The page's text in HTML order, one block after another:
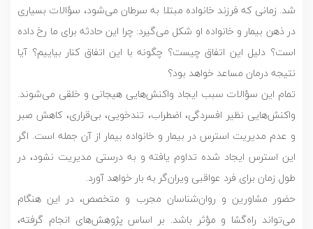
شد. زمانی که فرزند خانواده مبتلا به سرطان می‌شود، سؤالات بسیاری
در ذهن بیمار و خانواده او شکل می‌گیرد: چرا این حادثه برای ما رخ داده
است؟ دلیل این اتفاق چیست؟ چگونه با این اتفاق کنار بیاییم؟ آیا
نتیجه درمان مساعد خواهد بود؟
تمام این سؤالات سبب ایجاد واکنش‌هایی هیجانی و خلقی می‌شوند.
واکنش‌هایی نظیر افسردگی، اضطراب، تندخویی، بی‌قراری، کاهش صبر
و عدم مدیریت استرس در بیمار و خانواده بیمار از آن جمله است. اگر
این استرس ایجاد شده تداوم یافته و به درستی مدیریت نشود، در
طول زمان برای فرد عواقبی ویران‌گر به بار خواهد آورد.
حضور مشاورین و روان‌شناسان مجرب و متخصص، در این هنگام
می‌تواند راه‌گشا و مؤثر باشد. بر اساس پژوهش‌های انجام گرفته،